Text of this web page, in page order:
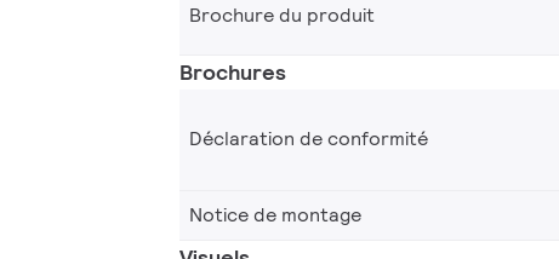
Brochure du produit
Brochures
Déclaration de conformité
Notice de montage